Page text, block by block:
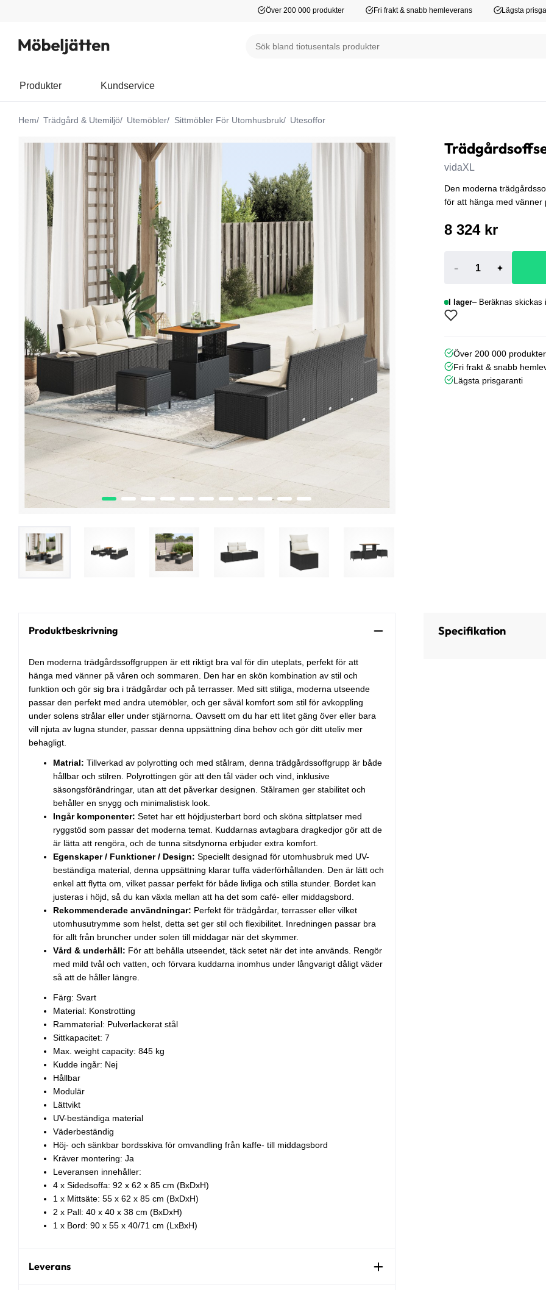
Över 200 000 produkter Fri frakt & snabb hemleverans Lägsta
Produkter Kundservice
Hem Trädgård & Utemiljö Utemöbler Sittmöbler För Utomhusbruk Utesoffor
vidaXL
Den moderna
för att hänga med vänner
8 324 kr
- +
I lager Beräknas skickas
Över 200 000 produkter
Fri frakt & snabb
Lägsta prisgaranti
Produktbeskrivning
Den moderna trädgårdssoffgruppen är ett riktigt bra val för din uteplats, perfekt för att
hänga med vänner på våren och sommaren. Den har en skön kombination av stil och
funktion och gör sig bra i trädgårdar och på terrasser. Med sitt stiliga, moderna utseende
passar den perfekt med andra utemöbler, och ger såväl komfort som stil för avkoppling
under solens strålar eller under stjärnorna. Oavsett om du har ett litet gäng över eller bara
vill njuta av lugna stunder, passar denna uppsättning dina behov och gör ditt uteliv mer
behagligt.
Matrial: Tillverkad av polyrotting och med stålram, denna trädgårdssoffgrupp är både
hållbar och stilren. Polyrottingen gör att den tål väder och vind, inklusive
säsongsförändringar, utan att det påverkar designen. Stålramen ger stabilitet och
behåller en snygg och minimalistisk look.
Ingår komponenter: Setet har ett höjdjusterbart bord och sköna sittplatser med
ryggstöd som passar det moderna temat. Kuddarnas avtagbara dragkedjor gör att de
är lätta att rengöra, och de tunna sitsdynorna erbjuder extra komfort.
Egenskaper / Funktioner / Design: Speciellt designad för utomhusbruk med UV-
beständiga material, denna uppsättning klarar tuffa väderförhållanden. Den är lätt och
enkel att flytta om, vilket passar perfekt för både livliga och stilla stunder. Bordet kan
justeras i höjd, så du kan växla mellan att ha det som café- eller middagsbord.
Rekommenderade användningar: Perfekt för trädgårdar, terrasser eller vilket
utomhusutrymme som helst, detta set ger stil och flexibilitet. Inredningen passar bra
för allt från bruncher under solen till middagar när det skymmer.
Vård & underhåll: För att behålla utseendet, täck setet när det inte används. Rengör
med mild tvål och vatten, och förvara kuddarna inomhus under långvarigt dåligt väder
så att de håller längre.
Färg: Svart
Material: Konstrotting
Rammaterial: Pulverlackerat stål
Sittkapacitet: 7
Max. weight capacity: 845 kg
Kudde ingår: Nej
Hållbar
Modulär
Lättvikt
UV-beständiga material
Väderbeständig
Höj- och sänkbar bordsskiva för omvandling från kaffe- till middagsbord
Kräver montering: Ja
Leveransen innehåller:
4 x Sidedsoffa: 92 x 62 x 85 cm (BxDxH)
1 x Mittsäte: 55 x 62 x 85 cm (BxDxH)
2 x Pall: 40 x 40 x 38 cm (BxDxH)
1 x Bord: 90 x 55 x 40/71 cm (LxBxH)
Leverans
Specifikation